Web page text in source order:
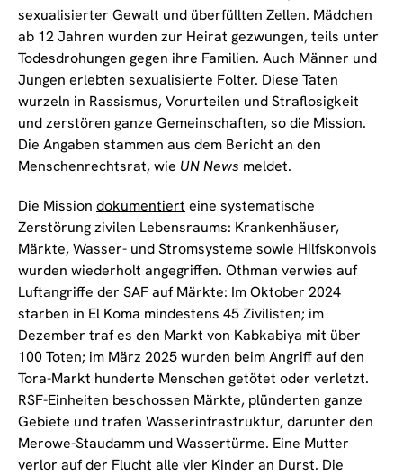
sexualisierter Gewalt und überfüllten Zellen. Mädchen
ab 12 Jahren wurden zur Heirat gezwungen, teils unter
Todesdrohungen gegen ihre Familien. Auch Männer und
Jungen erlebten sexualisierte Folter. Diese Taten
wurzeln in Rassismus, Vorurteilen und Straflosigkeit
und zerstören ganze Gemeinschaften, so die Mission.
Die Angaben stammen aus dem Bericht an den
Menschenrechtsrat, wie UN News meldet.
Die Mission dokumentiert eine systematische
Zerstörung zivilen Lebensraums: Krankenhäuser,
Märkte, Wasser- und Stromsysteme sowie Hilfskonvois
wurden wiederholt angegriffen. Othman verwies auf
Luftangriffe der SAF auf Märkte: Im Oktober 2024
starben in El Koma mindestens 45 Zivilisten; im
Dezember traf es den Markt von Kabkabiya mit über
100 Toten; im März 2025 wurden beim Angriff auf den
Tora-Markt hunderte Menschen getötet oder verletzt.
RSF-Einheiten beschossen Märkte, plünderten ganze
Gebiete und trafen Wasserinfrastruktur, darunter den
Merowe-Staudamm und Wassertürme. Eine Mutter
verlor auf der Flucht alle vier Kinder an Durst. Die